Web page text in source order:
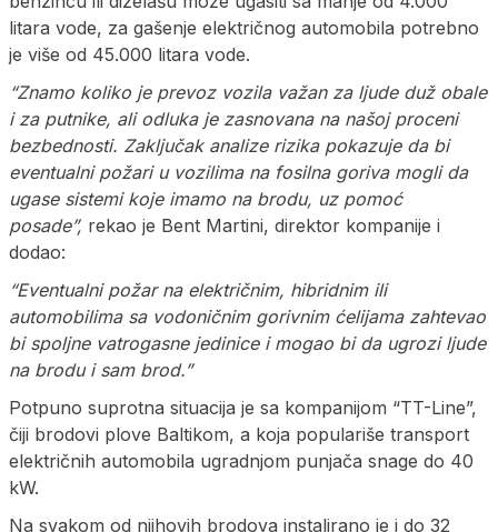
litara vode, za gašenje električnog automobila potrebno
je više od 45.000 litara vode.
“Znamo koliko je prevoz vozila važan za ljude duž obale
i za putnike, ali odluka je zasnovana na našoj proceni
bezbednosti. Zaključak analize rizika pokazuje da bi
eventualni požari u vozilima na fosilna goriva mogli da
ugase sistemi koje imamo na brodu, uz pomoć
posade”, rekao je Bent Martini, direktor kompanije i
dodao:
“Eventualni požar na električnim, hibridnim ili
automobilima sa vodoničnim gorivnim ćelijama zahtevao
bi spoljne vatrogasne jedinice i mogao bi da ugrozi ljude
na brodu i sam brod.”
Potpuno suprotna situacija je sa kompanijom “TT-Line”,
čiji brodovi plove Baltikom, a koja populariše transport
električnih automobila ugradnjom punjača snage do 40
kW.
Na svakom od njihovih brodova instalirano je i do 32